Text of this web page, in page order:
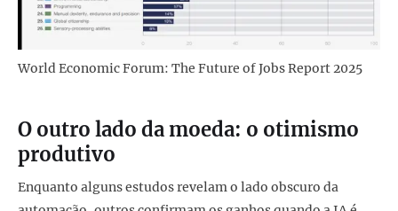
World Economic Forum: The Future of Jobs Report 2025
O outro lado da moeda: o otimismo
produtivo
Enquanto alguns estudos revelam o lado obscuro da